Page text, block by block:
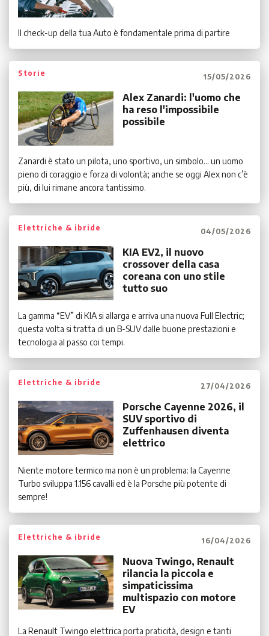
Il check-up della tua Auto è fondamentale prima di partire
Storie 15/05/2026
Alex Zanardi: l'uomo che
ha reso l'impossibile
possibile
Zanardi è stato un pilota, uno sportivo, un simbolo... un uomo
pieno di coraggio e forza di volontà; anche se oggi Alex non c’è
più, di lui rimane ancora tantissimo.
Elettriche & ibride 04/05/2026
KIA EV2, il nuovo
crossover della casa
coreana con uno stile
tutto suo
La gamma “EV” di KIA si allarga e arriva una nuova Full Electric;
questa volta si tratta di un B-SUV dalle buone prestazioni e
tecnologia al passo coi tempi.
Elettriche & ibride 27/04/2026
Porsche Cayenne 2026, il
SUV sportivo di
Zuffenhausen diventa
elettrico
Niente motore termico ma non è un problema: la Cayenne
Turbo sviluppa 1.156 cavalli ed è la Porsche più potente di
sempre!
Elettriche & ibride 16/04/2026
Nuova Twingo, Renault
rilancia la piccola e
simpaticissima
multispazio con motore
EV
La Renault Twingo elettrica porta praticità, design e tanti